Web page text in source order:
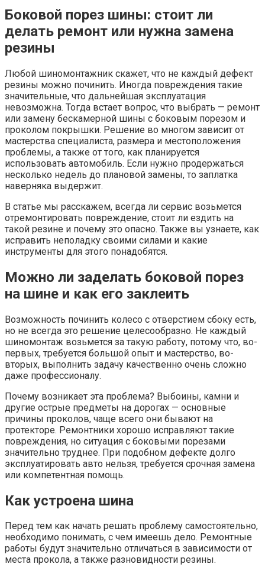
Боковой порез шины: стоит ли
делать ремонт или нужна замена
резины
Любой шиномонтажник скажет, что не каждый дефект
резины можно починить. Иногда повреждения такие
значительные, что дальнейшая эксплуатация
невозможна. Тогда встает вопрос, что выбрать — ремонт
или замену бескамерной шины с боковым порезом и
проколом покрышки. Решение во многом зависит от
мастерства специалиста, размера и местоположения
проблемы, а также от того, как планируется
использовать автомобиль. Если нужно продержаться
несколько недель до плановой замены, то заплатка
наверняка выдержит.
В статье мы расскажем, всегда ли сервис возьмется
отремонтировать повреждение, стоит ли ездить на
такой резине и почему это опасно. Также вы узнаете, как
исправить неполадку своими силами и какие
инструменты для этого понадобятся.
Можно ли заделать боковой порез
на шине и как его заклеить
Возможность починить колесо с отверстием сбоку есть,
но не всегда это решение целесообразно. Не каждый
шиномонтаж возьмется за такую работу, потому что, во-
первых, требуется большой опыт и мастерство, во-
вторых, выполнить задачу качественно очень сложно
даже профессионалу.
Почему возникает эта проблема? Выбоины, камни и
другие острые предметы на дорогах — основные
причины проколов, чаще всего они бывают на
протекторе. Ремонтники хорошо исправляют такие
повреждения, но ситуация с боковыми порезами
значительно труднее. При подобном дефекте долго
эксплуатировать авто нельзя, требуется срочная замена
или компетентная помощь.
Как устроена шина
Перед тем как начать решать проблему самостоятельно,
необходимо понимать, с чем имеешь дело. Ремонтные
работы будут значительно отличаться в зависимости от
места прокола, а также разновидности резины.